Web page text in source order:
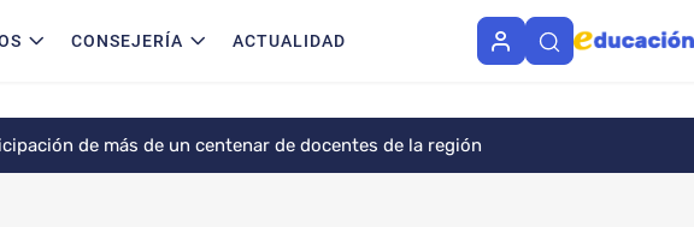
CONSEJERÍA ACTUALIDAD
de más de un centenar de docentes de la región